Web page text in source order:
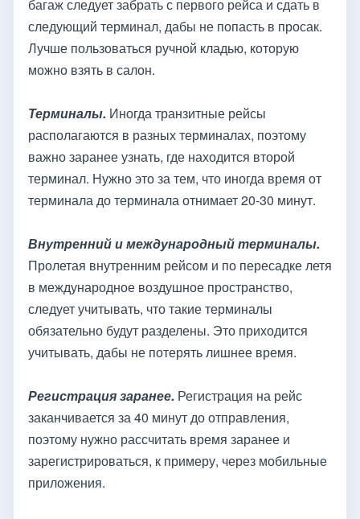
багаж следует забрать с первого рейса и сдать в
следующий терминал, дабы не попасть в просак.
Лучше пользоваться ручной кладью, которую
можно взять в салон.
Терминалы. Иногда транзитные рейсы
располагаются в разных терминалах, поэтому
важно заранее узнать, где находится второй
терминал. Нужно это за тем, что иногда время от
терминала до терминала отнимает 20-30 минут.
Внутренний и международный терминалы.
Пролетая внутренним рейсом и по пересадке летя
в международное воздушное пространство,
следует учитывать, что такие терминалы
обязательно будут разделены. Это приходится
учитывать, дабы не потерять лишнее время.
Регистрация заранее. Регистрация на рейс
заканчивается за 40 минут до отправления,
поэтому нужно рассчитать время заранее и
зарегистрироваться, к примеру, через мобильные
приложения.